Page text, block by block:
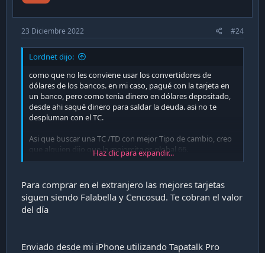
23 Diciembre 2022 #24
Lordnet dijo:
como que no les conviene usar los convertidores de
dólares de los bancos. en mi caso, pagué con la tarjeta en
un banco, pero como tenia dinero en dólares depositado,
desde ahi saqué dinero para saldar la deuda. asi no te
despluman con el TC.
Asi que buscar una TC /TD con mejor Tipo de cambio, creo
que alguien dijo que la mejorcita es global 66.
ellos la deuda del banco.
Haz clic para expandir...
Para comprar en el extranjero las mejores tarjetas
siguen siendo Falabella y Cencosud. Te cobran el valor
del día
Enviado desde mi iPhone utilizando Tapatalk Pro